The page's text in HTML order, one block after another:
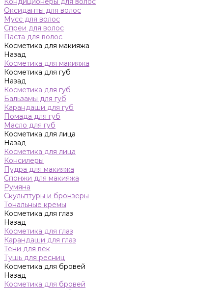
Оксиданты для волос
Мусс для волос
Спреи для волос
Паста для волос
Косметика для макияжа
Назад
Косметика для макияжа
Косметика для губ
Назад
Косметика для губ
Бальзамы для губ
Карандаши для губ
Помада для губ
Масло для губ
Косметика для лица
Назад
Косметика для лица
Консилеры
Пудра для макияжа
Спонжи для макияжа
Румяна
Скульптуры и бронзеры
Тональные кремы
Косметика для глаз
Назад
Косметика для глаз
Карандаши для глаз
Тени для век
Тушь для ресниц
Косметика для бровей
Назад
Косметика для бровей